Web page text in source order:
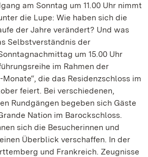
am Sonntag um 11.00 Uhr nimmt
die Lupe: Wie haben sich die
der Jahre verändert? Und was
Selbstverständnis der
um 15.00 Uhr
im Rahmen der
die das Residenzschloss im
feiert. Bei verschiedenen,
Rundgängen begeben sich Gäste
Nation im Barockschloss.
sich die Besucherinnen und
Überblick verschaffen. In der
und Frankreich. Zeugnisse